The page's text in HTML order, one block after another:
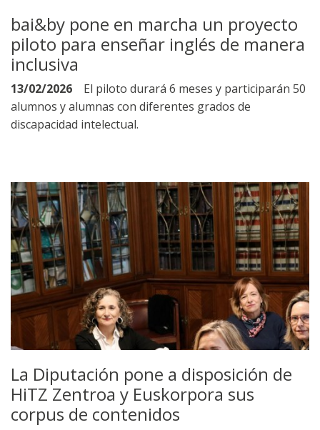
bai&by pone en marcha un proyecto
piloto para enseñar inglés de manera
inclusiva
13/02/2026
El piloto durará 6 meses y participarán 50
alumnos y alumnas con diferentes grados de
discapacidad intelectual.
La Diputación pone a disposición de
HiTZ Zentroa y Euskorpora sus
corpus de contenidos